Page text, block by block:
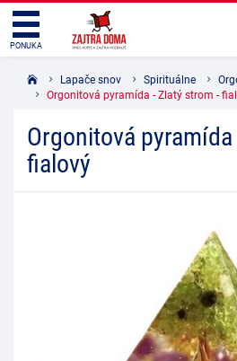
PONUKA
Lapače snov Spirituálne
Orgonitová pyramída - Zlatý strom -
Orgonitová
fialový